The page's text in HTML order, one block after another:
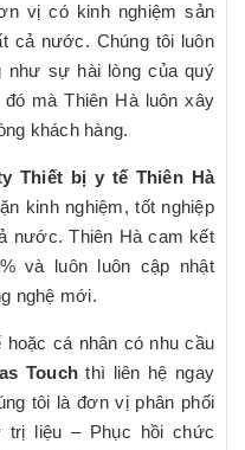
vị có kinh nghiệm sản
cả nước. Chúng tôi luôn
như sự hài lòng của quý
mà Thiên Hà luôn xây
khách hàng.
Thiết bị y tế Thiên Hà
kinh nghiệm, tốt nghiệp
nước. Thiên Hà cam kết
và luôn luôn cập nhật
nghệ mới.
hoặc cá nhân có nhu cầu
Touch thì liên hệ ngay
tôi là đơn vị phân phối
trị liệu – Phục hồi chức